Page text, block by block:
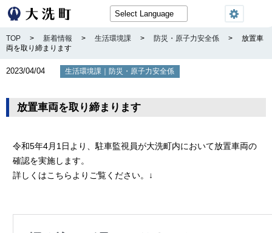
TOP > 新着情報 > 生活環境課 > 防災・原子力安全係 >
放置車
両を取り締まります
2023/04/04 生活環境課 ｜防災・原子力安全係
放置車両を取り締まります
令和5年4月1日より、駐車監視員が大洗町内において放置車両の
確認を実施します。
詳しくはこちらよりご覧ください。↓